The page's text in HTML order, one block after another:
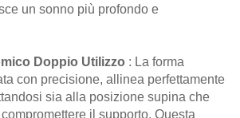
un sonno più profondo e
Doppio Utilizzo : La forma
con precisione, allinea perfettamente
sia alla posizione supina che
il supporto. Questa